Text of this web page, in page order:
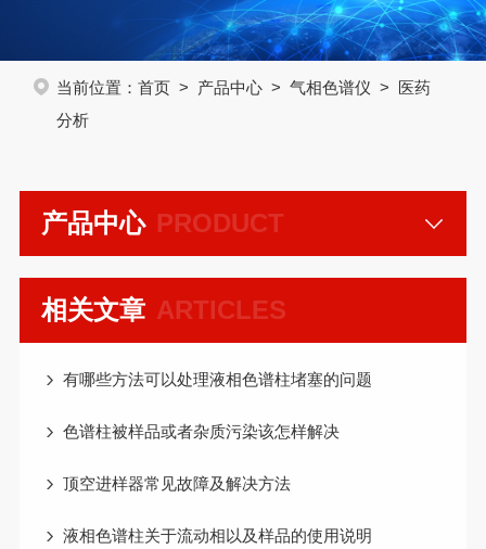
当前位置： 首页> 产品中心> 气相色谱仪 > 医药
分析
PRODUCT
产品中心
ARTICLES
相关文章
有哪些方法可以处理液相色谱柱堵塞的问题
色谱柱被样品或者杂质污染该怎样解决
顶空进样器常见故障及解决方法
液相色谱柱关于流动相以及样品的使用说明